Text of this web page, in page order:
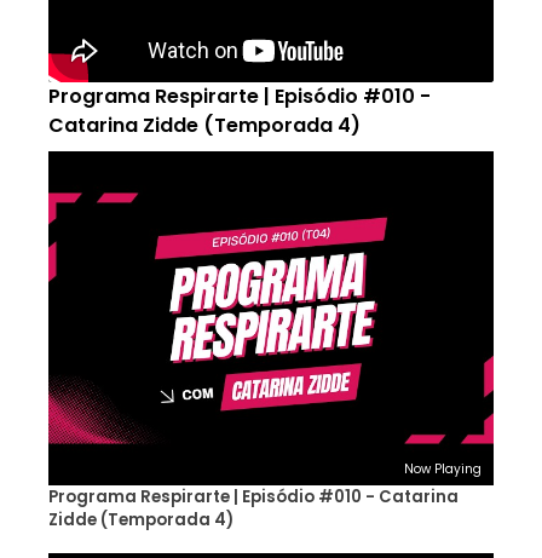
Programa Respirarte | Episódio #010 -
Catarina Zidde (Temporada 4)
Now Playing
Programa Respirarte | Episódio #010 - Catarina
Zidde (Temporada 4)